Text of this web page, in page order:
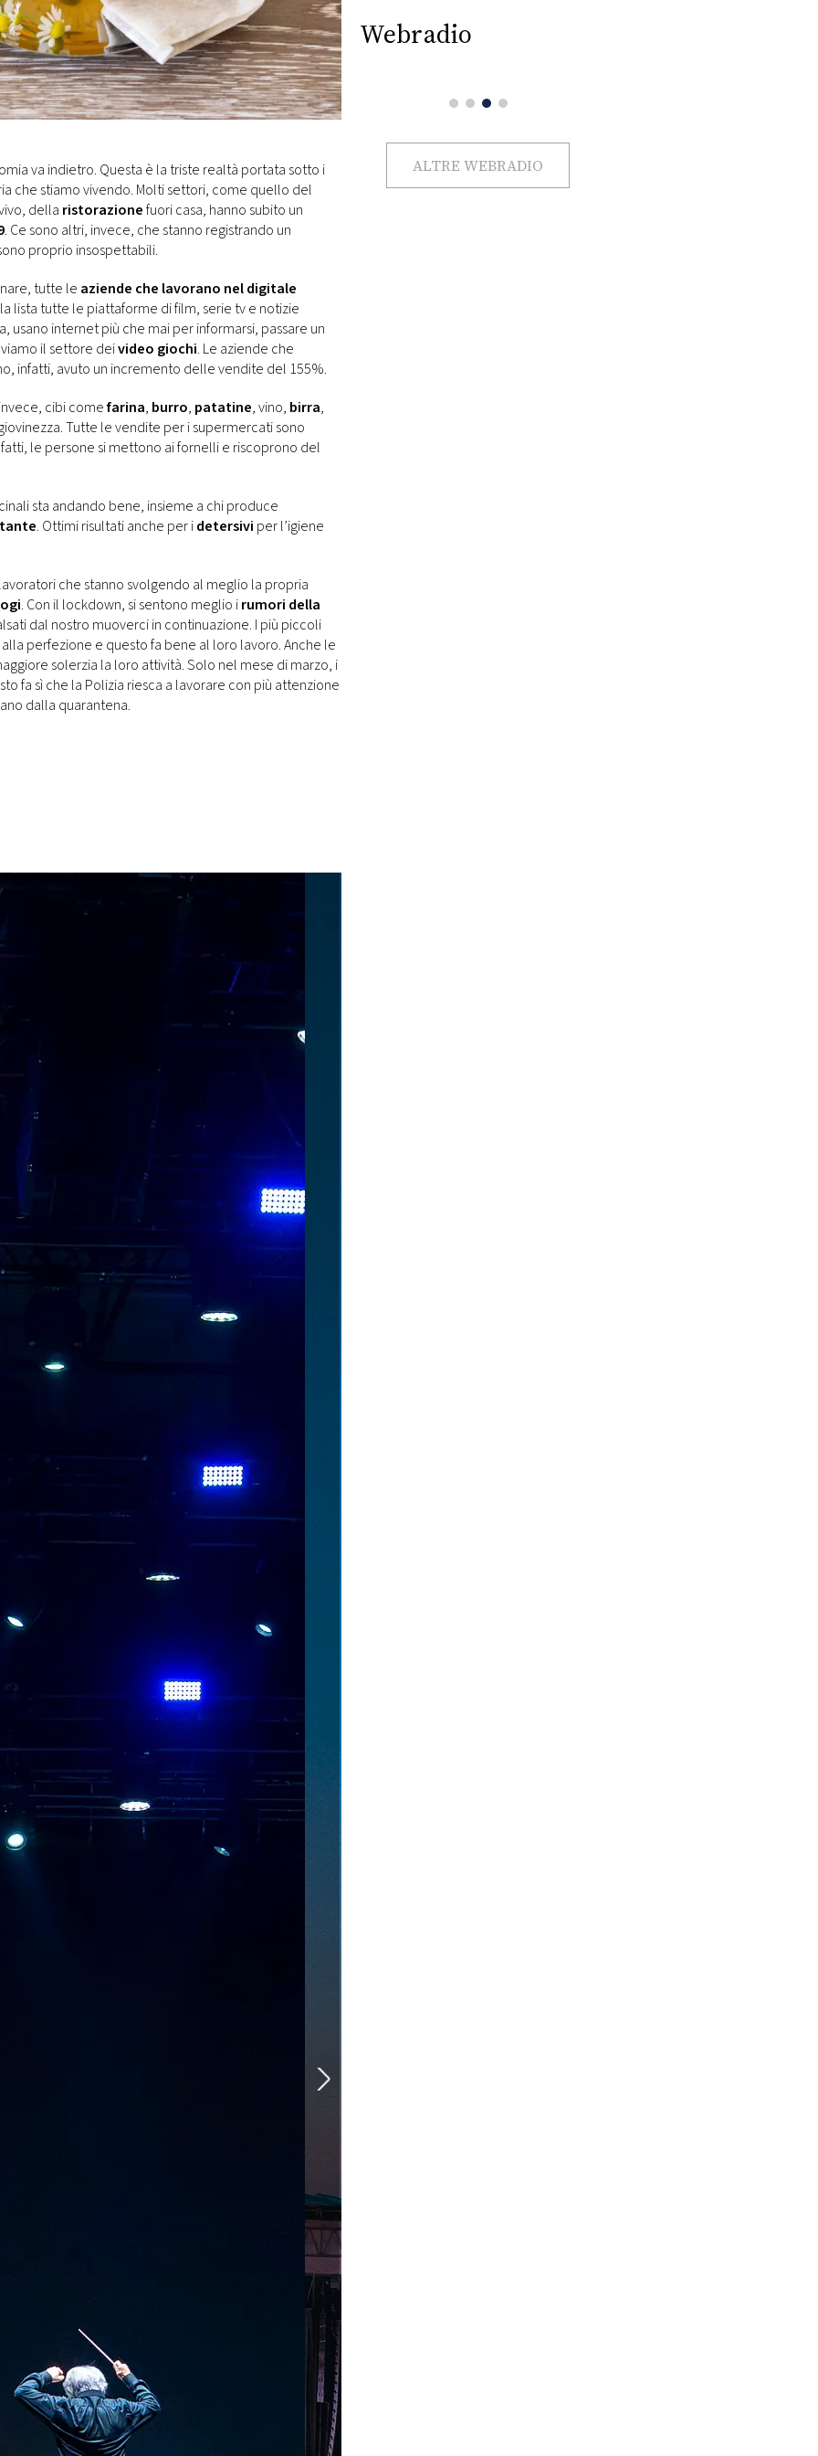
va indietro. Questa è la triste realtà portata sotto i
che stiamo vivendo. Molti settori, come quello del
della ristorazionefuori casa, hanno subito un
. Ce sono altri, invece, che stanno registrando un
proprio insospettabili.
tutte le aziende che lavorano nel digitale
lista tutte le piattaforme di film, serie tv e notizie
usano internet più che mai per informarsi, passare un
il settore deivideo giochi. Le aziende che
infatti, avuto un incremento delle vendite del 155%.
cibi comefarina, burro, patatine, vino, birra,
Tutte le vendite per i supermercati sono
le persone si mettono ai fornelli e riscoprono del
sta andando bene, insieme a chi produce
. Ottimi risultati anche per idetersivi per l’igiene
che stanno svolgendo al meglio la propria
. Con il lockdown, si sentono meglio irumori della
dal nostro muoverci in continuazione. I più piccoli
perfezione e questo fa bene al loro lavoro. Anche le
solerzia la loro attività. Solo nel mese di marzo, i
fa sì che la Polizia riesca a lavorare con più attenzione
dalla quarantena.
Webradio
ALTRE WEBRADIO